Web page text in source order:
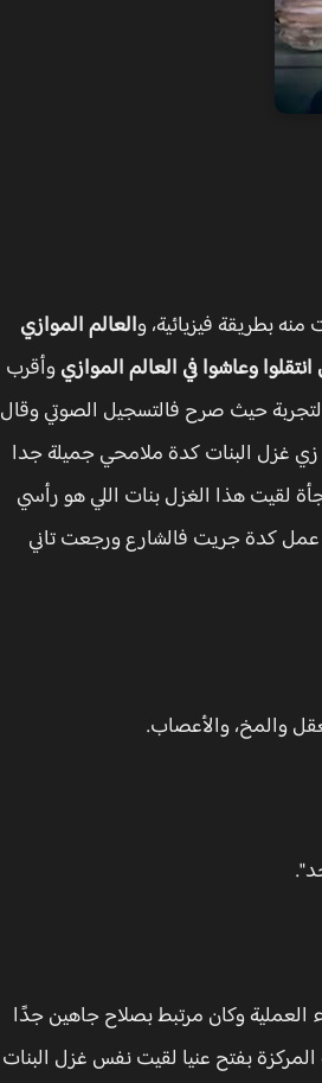
بطريقة فيزيائية، والعالم الموازي
وعاشوا في العالم الموازيوأقرب
حيث صرح فالتسجيل الصوتي وقال
غزل البنات كدة ملامحي جميلة جدا
لقيت هذا الغزل بنات اللي هو رأسي
كدة جريت فالشارع ورجعت تاني
والمخ، والأعصاب.
وكان مرتبط بصلاح جاهين جدًا
بفتح عنيا لقيت نفس غزل البنات